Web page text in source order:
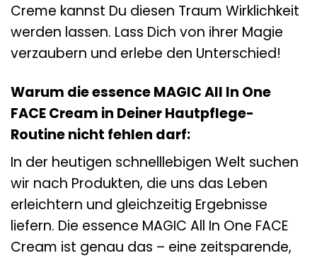
Creme kannst Du diesen Traum Wirklichkeit
werden lassen. Lass Dich von ihrer Magie
verzaubern und erlebe den Unterschied!
Warum die essence MAGIC All In One
FACE Cream in Deiner Hautpflege-
Routine nicht fehlen darf:
In der heutigen schnelllebigen Welt suchen
wir nach Produkten, die uns das Leben
erleichtern und gleichzeitig Ergebnisse
liefern. Die essence MAGIC All In One FACE
Cream ist genau das – eine zeitsparende,